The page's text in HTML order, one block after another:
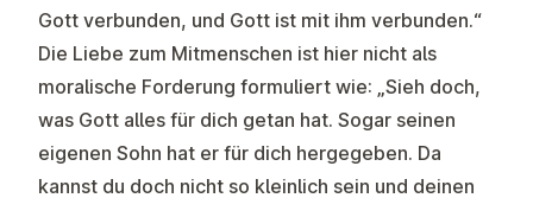
Gott verbunden, und Gott ist mit ihm verbunden.“
Die Liebe zum Mitmenschen ist hier nicht als
moralische Forderung formuliert wie: „Sieh doch,
was Gott alles für dich getan hat. Sogar seinen
eigenen Sohn hat er für dich hergegeben. Da
kannst du doch nicht so kleinlich sein und deinen